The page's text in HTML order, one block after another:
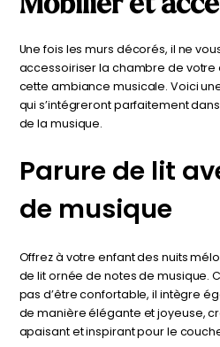
Une fois les murs décorés, il ne
accessoiriser la chambre de
cette ambiance musicale. Voici
qui s’intégreront parfaitement
de la musique.
Parure de lit
de musique
Offrez à votre enfant des nuits
de lit ornée de notes de musique.
pas d’être confortable, il intègre
de manière élégante et joyeuse,
apaisant et inspirant pour le